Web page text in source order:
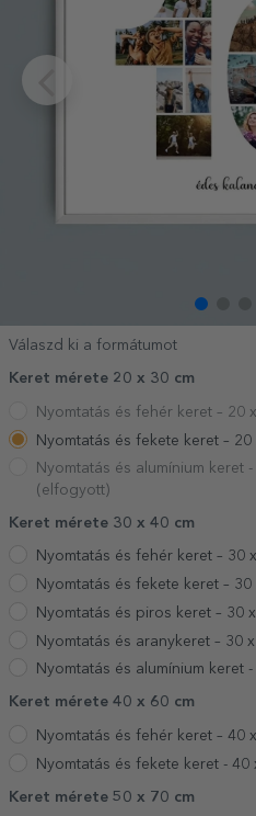
Válaszd ki a formátumot
Keret mérete 20 x 30 cm
Nyomtatás és fehér keret – 20
Nyomtatás és fekete keret – 20
Nyomtatás és alumínium keret
(elfogyott)
Keret mérete 30 x 40 cm
Nyomtatás és fehér keret – 30
Nyomtatás és fekete keret – 30
Nyomtatás és piros keret – 30
Nyomtatás és aranykeret – 30
Nyomtatás és alumínium keret
Keret mérete 40 x 60 cm
Nyomtatás és fehér keret – 40
Nyomtatás és fekete keret - 40
Keret mérete 50 x 70 cm